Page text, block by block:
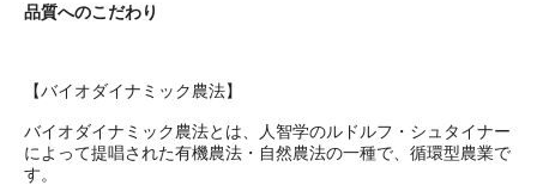
品質へのこだわり
【バイオダイナミック農法】
バイオダイナミック農法とは、人智学のルドルフ・シュタイナー
によって提唱された有機農法・自然農法の一種で、循環型農業で
す。